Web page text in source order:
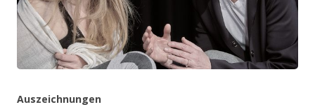
Auszeichnungen